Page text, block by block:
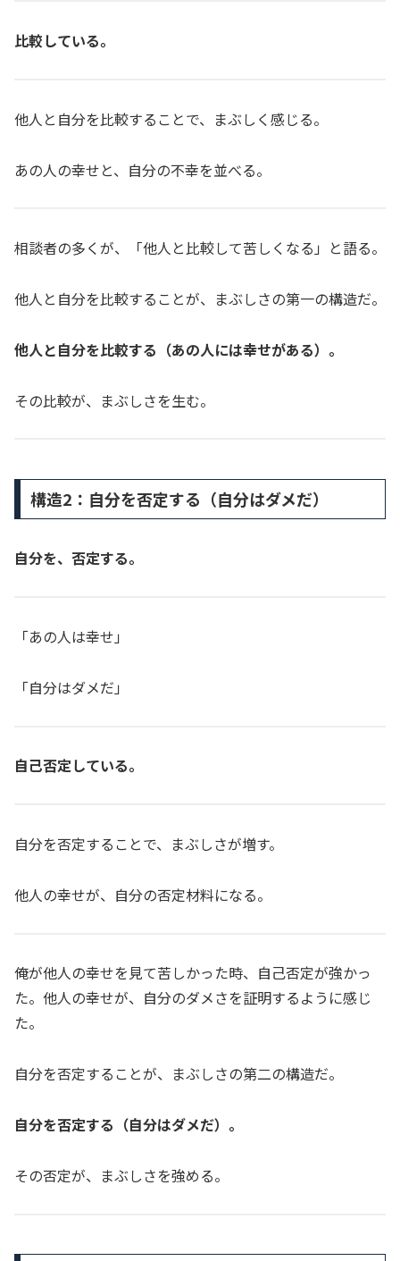
比較している。
他人と自分を比較することで、まぶしく感じる。
あの人の幸せと、自分の不幸を並べる。
相談者の多くが、「他人と比較して苦しくなる」と語る。
他人と自分を比較することが、まぶしさの第一の構造だ。
他人と自分を比較する（あの人には幸せがある）。
その比較が、まぶしさを生む。
構造2：自分を否定する（自分はダメだ）
自分を、否定する。
「あの人は幸せ」
「自分はダメだ」
自己否定している。
自分を否定することで、まぶしさが増す。
他人の幸せが、自分の否定材料になる。
俺が他人の幸せを見て苦しかった時、自己否定が強かっ
た。他人の幸せが、自分のダメさを証明するように感じ
た。
自分を否定することが、まぶしさの第二の構造だ。
自分を否定する（自分はダメだ）。
その否定が、まぶしさを強める。